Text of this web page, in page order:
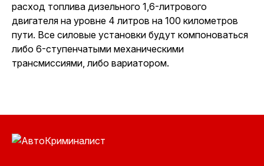
расход топлива дизельного 1,6-литрового
двигателя на уровне 4 литров на 100 километров
пути. Все силовые установки будут компоноваться
либо 6-ступенчатыми механическими
трансмиссиями, либо вариатором.